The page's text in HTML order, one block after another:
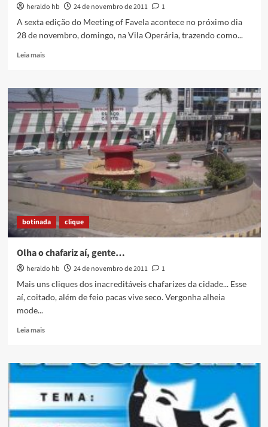
heraldo hb 24 de novembro de 2011
1
A sexta edição do Meeting of Favela acontece no próximo dia
28 de novembro, domingo, na Vila Operária, trazendo como...
Leia maisRead
Meeting
Of
Favela:
o
maior
evento
de
graffiti
país
na
Vila
Operária!
botinada clique
Olha o chafariz aí, gente…
heraldo hb 24 de novembro de 2011
1
Mais uns cliques dos inacreditáveis chafarizes da cidade... Esse
aí, coitado, além de feio pacas vive seco. Vergonha alheia
mode...
Leia maisRead
Olha
chafariz
aí,
gente…